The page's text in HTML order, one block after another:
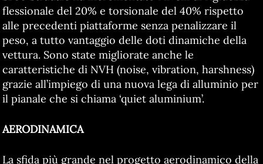
flessionale del 20% e torsionale del 40% rispetto
alle precedenti piattaforme senza penalizzare il
peso, a tutto vantaggio delle doti dinamiche della
vettura. Sono state migliorate anche le
caratteristiche di NVH (noise, vibration, harshness)
grazie all’impiego di una nuova lega di alluminio per
il pianale che si chiama ‘quiet aluminium’.
AERODINAMICA
La sfida più grande nel progetto aerodinamico della